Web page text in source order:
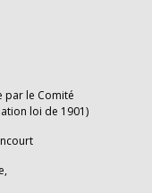
par le Comité
loi de 1901)